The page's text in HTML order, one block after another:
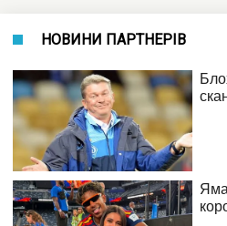
НОВИНИ ПАРТНЕРІВ